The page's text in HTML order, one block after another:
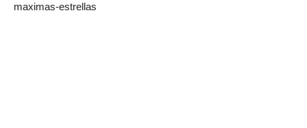
maximas-estrellas